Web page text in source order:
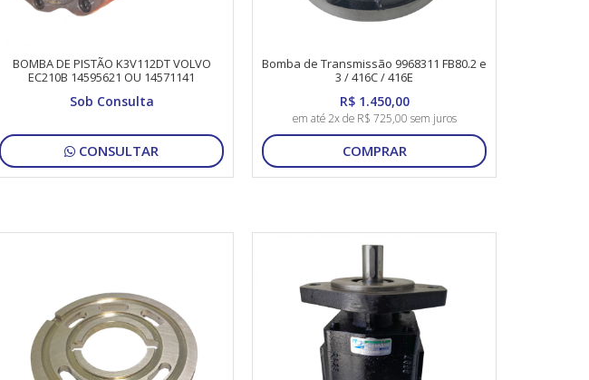
BOMBA DE PISTÃO K3V112DT VOLVO
EC210B 14595621 OU 14571141
Sob Consulta
CONSULTAR
Bomba de Transmissão 9968311 FB80.2 e
3 / 416C / 416E
R$ 1.450,00
em até 2x de R$ 725,00 sem juros
COMPRAR